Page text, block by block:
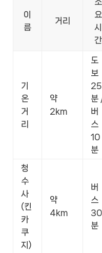
이
름
거리
요
시
간
기
온
거
리
약
2km
도
보
25
분
버
스
10
분
청
수
사
(킨
카
쿠
지)
약
4km
버
스
30
분